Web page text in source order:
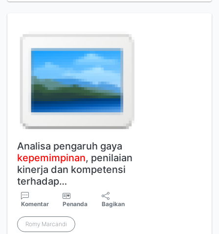
Analisa pengaruh gaya
kepemimpinan, penilaian
kinerja dan kompetensi
terhadap…
Komentar Penanda Bagikan
Romy Marcandi